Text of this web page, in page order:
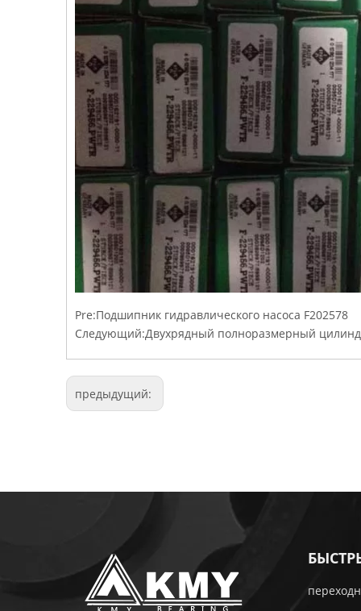
Pre:Подшипник гидравлического насоса F202578
Следующий:Двухрядный полноразмерный
предыдущий: